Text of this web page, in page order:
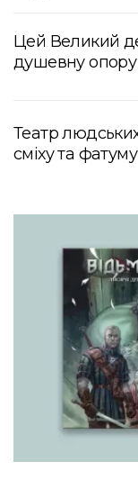
Цей Великий
душевну
Театр
сміху та фатуму